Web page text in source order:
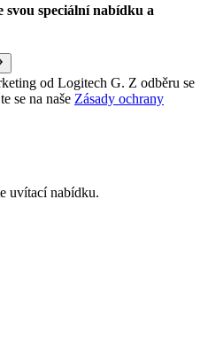
svou speciální nabídku a
od Logitech G. Z odběru se
se na naše Zásady ochrany
uvítací nabídku.